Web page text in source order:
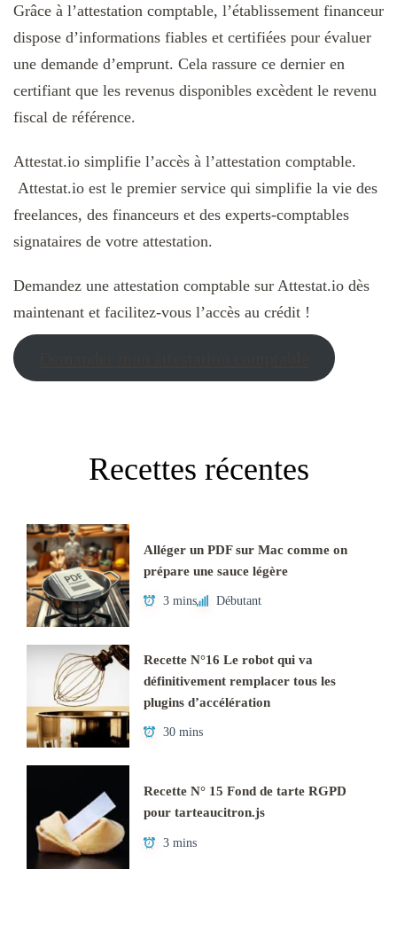
Grâce à l’attestation comptable, l’établissement financeur
dispose d’informations fiables et certifiées pour évaluer
une demande d’emprunt. Cela rassure ce dernier en
certifiant que les revenus disponibles excèdent le revenu
fiscal de référence.
Attestat.io simplifie l’accès à l’attestation comptable.
Attestat.io est le premier service qui simplifie la vie des
freelances, des financeurs et des experts-comptables
signataires de votre attestation.
Demandez une attestation comptable sur Attestat.io dès
maintenant et facilitez-vous l’accès au crédit !
Recettes récentes
Alléger un PDF sur Mac comme on
prépare une sauce légère
3 mins Débutant
Recette N°16 Le robot qui va
définitivement remplacer tous les
plugins d’accélération
30 mins
Recette N° 15 Fond de tarte RGPD
pour tarteaucitron.js
3 mins